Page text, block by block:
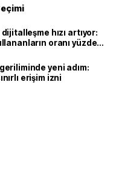
hızı artıyor:
oranı yüzde
yeni adım:
erişim izni